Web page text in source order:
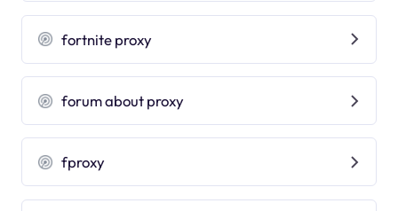
fortnite proxy
forum about proxy
fproxy